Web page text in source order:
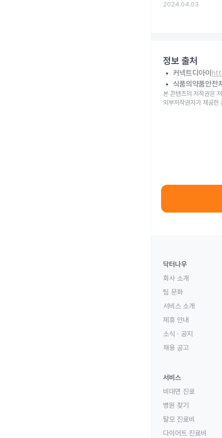
2024.04.03
정보 출처
커넥트디아이
식품의약품안전
본 콘텐츠의 저작권은
외부저작권자가 제공한
닥터나우
회사 소개
팀 문화
서비스 소개
제휴 안내
소식 · 공지
채용 공고
서비스
비대면 진료
병원 찾기
탈모 진료비
다이어트 진료비